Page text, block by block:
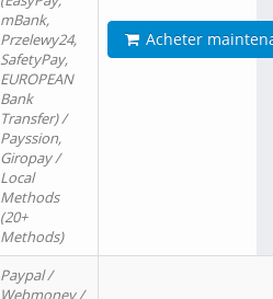
mBank,
Przelewy24,
SafetyPay,
EUROPEAN
Bank
Transfer) /
Payssion,
Giropay /
Local
Methods
(20+
Methods)
Acheter
Paypal /
Webmoney /